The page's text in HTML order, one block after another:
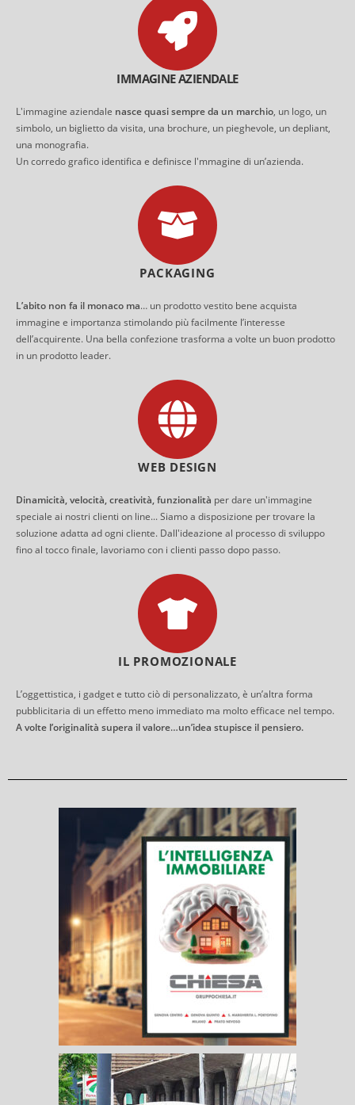
IMMAGINE AZIENDALE
L'immagine aziendale nasce quasi sempre da un marchio, un logo, un
simbolo, un biglietto da visita, una brochure, un pieghevole, un depliant,
una monografia.
Un corredo grafico identifica e definisce l'mmagine di un’azienda.
PACKAGING
L’abito non fa il monaco ma… un prodotto vestito bene acquista
immagine e importanza stimolando più facilmente l’interesse
dell’acquirente. Una bella confezione trasforma a volte un buon prodotto
in un prodotto leader.
WEB DESIGN
Dinamicità, velocità, creatività, funzionalità per dare un'immagine
speciale ai nostri clienti on line... Siamo a disposizione per trovare la
soluzione adatta ad ogni cliente. Dall'ideazione al processo di sviluppo
fino al tocco finale, lavoriamo con i clienti passo dopo passo.
IL PROMOZIONALE
L’oggettistica, i gadget e tutto ciò di personalizzato, è un’altra forma
pubblicitaria di un effetto meno immediato ma molto efficace nel tempo.
A volte l’originalità supera il valore…un’idea stupisce il pensiero.